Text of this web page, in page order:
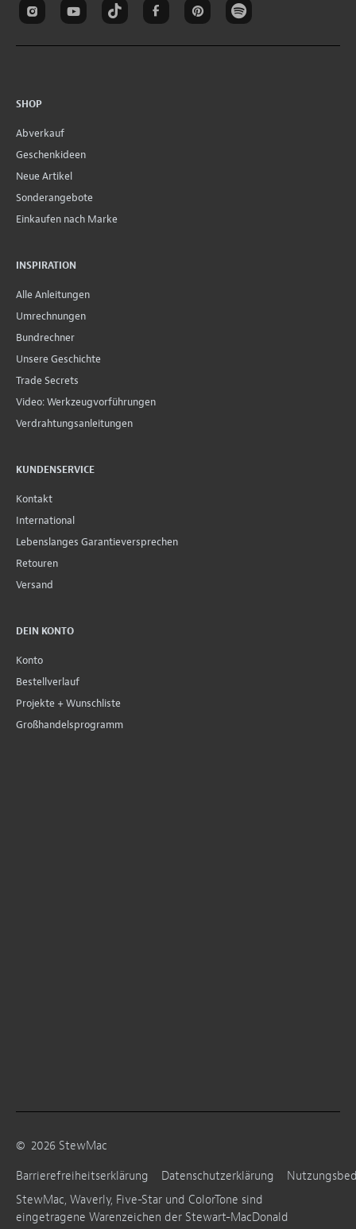
SHOP
Abverkauf
Geschenkideen
Neue Artikel
Sonderangebote
Einkaufen nach Marke
INSPIRATION
Alle Anleitungen
Umrechnungen
Bundrechner
Unsere Geschichte
Trade Secrets
Video: Werkzeugvorführungen
Verdrahtungsanleitungen
KUNDENSERVICE
Kontakt
International
Lebenslanges Garantieversprechen
Retouren
Versand
DEIN KONTO
Konto
Bestellverlauf
Projekte + Wunschliste
Großhandelsprogramm
© 2026 StewMac
Barrierefreiheitserklärung
Datenschutzerklärung
StewMac, Waverly, Five-Star und ColorTone sind
eingetragene Warenzeichen der Stewart-MacDonald